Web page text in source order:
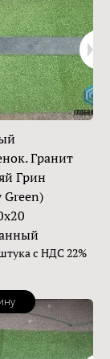
Гранит
Грин
с НДС 22%